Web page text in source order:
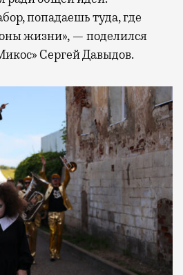
попадаешь туда, где
жизни», — поделился
Сергей Давыдов.